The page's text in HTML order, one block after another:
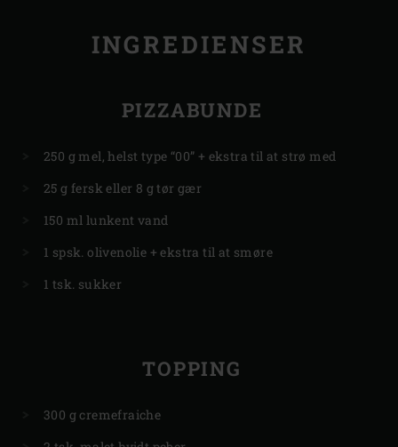
INGREDIENSER
PIZZABUNDE
250 g mel, helst type “00” + ekstra til at strø med
25 g fersk eller 8 g tør gær
150 ml lunkent vand
1 spsk. olivenolie + ekstra til at smøre
1 tsk. sukker
TOPPING
300 g cremefraiche